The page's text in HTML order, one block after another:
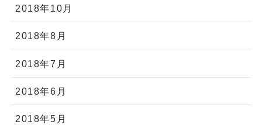
2018年10月
2018年8月
2018年7月
2018年6月
2018年5月